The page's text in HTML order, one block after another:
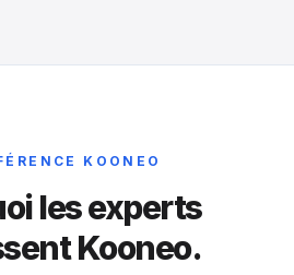
KOONEO
les experts
Kooneo.